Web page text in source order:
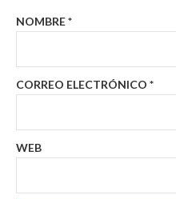
NOMBRE*
CORREO ELECTRÓNICO *
WEB